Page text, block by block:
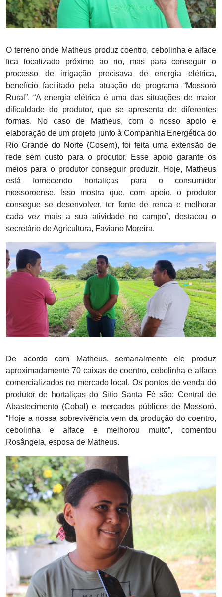
O terreno onde Matheus produz coentro, cebolinha e alface
fica localizado próximo ao rio, mas para conseguir o
processo de irrigação precisava de energia elétrica,
benefício facilitado pela atuação do programa “Mossoró
Rural”. “A energia elétrica é uma das situações de maior
dificuldade do produtor, que se apresenta de diferentes
formas. No caso de Matheus, com o nosso apoio e
elaboração de um projeto junto à Companhia Energética do
Rio Grande do Norte (Cosern), foi feita uma extensão de
rede sem custo para o produtor. Esse apoio garante os
meios para o produtor conseguir produzir. Hoje, Matheus
está fornecendo hortaliças para o consumidor
mossoroense. Isso mostra que, com apoio, o produtor
consegue se desenvolver, ter fonte de renda e melhorar
cada vez mais a sua atividade no campo”, destacou o
secretário de Agricultura, Faviano Moreira.
De acordo com Matheus, semanalmente ele produz
aproximadamente 70 caixas de coentro, cebolinha e alface
comercializados no mercado local. Os pontos de venda do
produtor de hortaliças do Sítio Santa Fé são: Central de
Abastecimento (Cobal) e mercados públicos de Mossoró.
“Hoje a nossa sobrevivência vem da produção do coentro,
cebolinha e alface e melhorou muito”, comentou
Rosângela, esposa de Matheus.